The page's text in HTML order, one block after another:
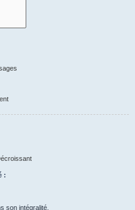
:
son intégralité.